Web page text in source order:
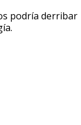
podría derribar